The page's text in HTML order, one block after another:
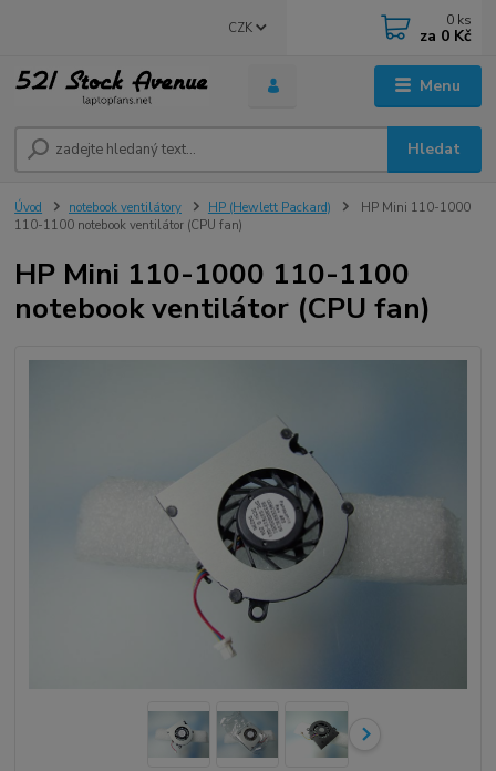
Menu
CZK
Hledat
0 ks
za 0 Kč
Úvod notebook ventilátory HP (Hewlett Packard)
HP Mini 110-1000
110-1100 notebook ventilátor (CPU fan)
HP Mini 110-1000 110-1100
notebook ventilátor (CPU fan)